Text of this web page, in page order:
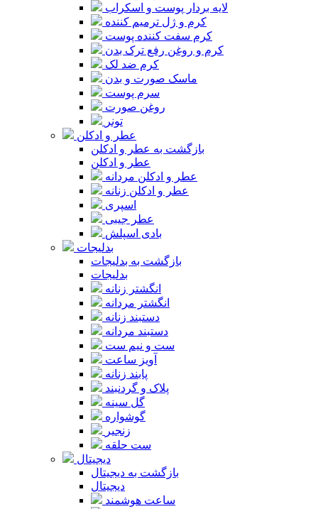
لایه بردار پوست و اسکراب
کرم و ژل ترمیم کننده
کرم سفت کننده پوست
کرم و روغن رفع ترک بدن
کرم ضد لک
ماسک صورت و بدن
سرم پوست
روغن صورت
تونر
عطر و ادکلن
بازگشت به عطر و ادکلن
عطر و ادکلن
عطر و ادکلن مردانه
عطر و ادکلن زنانه
اسپری
عطر جیبی
بادی اسپلش
بدلیجات
بازگشت به بدلیجات
بدلیجات
انگشتر زنانه
انگشتر مردانه
دستبند زنانه
دستبند مردانه
ست و نیم ست
آویز ساعت
پابند زنانه
پلاک و گردنبند
گل سینه
گوشواره
زنجیر
ست حلقه
دیجیتال
بازگشت به دیجیتال
دیجیتال
ساعت هوشمند